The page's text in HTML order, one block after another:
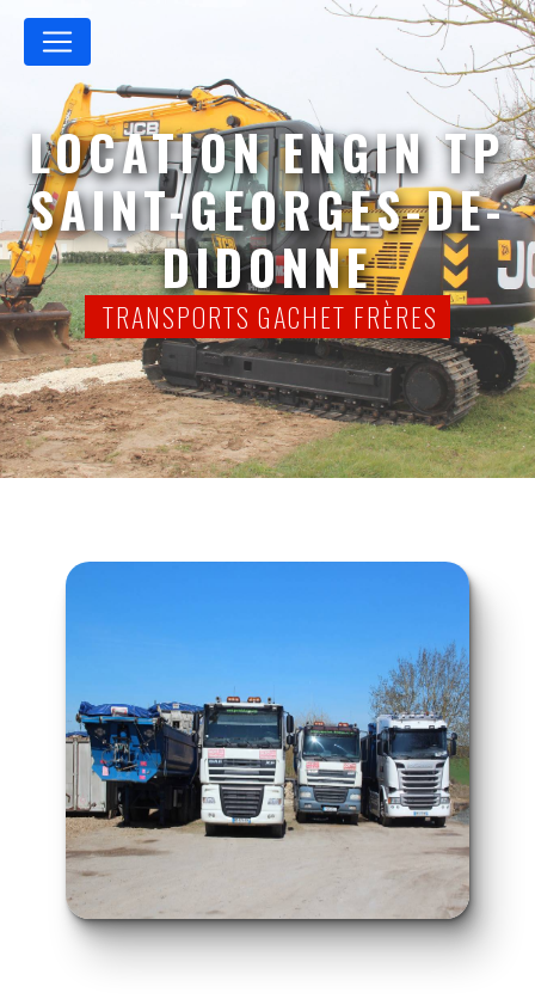
LOCATION ENGIN TP
SAINT-GEORGES-DE-
DIDONNE
TRANSPORTS GACHET FRÈRES
Panneau de gestion des cookies